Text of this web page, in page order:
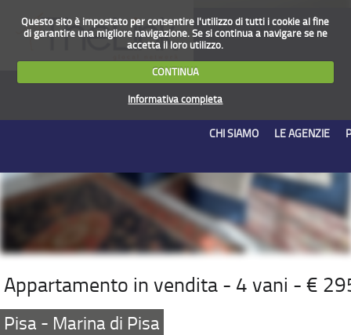
Questo sito è impostato per consentire l'utilizzo di tutti i cookie al fine
di garantire una migliore navigazione. Se si continua a navigare se ne
accetta il loro utilizzo.
CONTINUA
Informativa completa
CHI SIAMO LE AGENZIE
Appartamento in vendita - 4 vani - €
Pisa - Marina di Pisa